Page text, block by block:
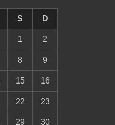
S D
1 2
8 9
15 16
22 23
29 30